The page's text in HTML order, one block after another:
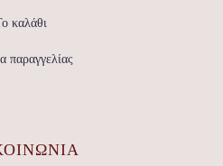
καλάθι
παραγγελίας